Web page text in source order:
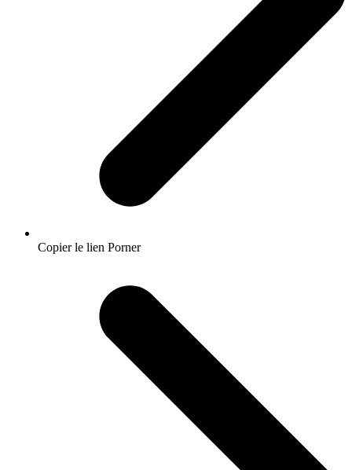
Copier le lien Porner